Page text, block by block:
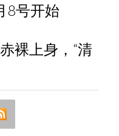
8号开始
裸上身，“清